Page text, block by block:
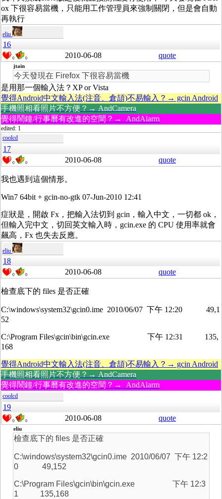
ox 下很容易當機，只能用工作管理員來強制關閉，但是會自動
再執行
eliu
16
0 0 2010-06-08 quote
jtain
今天發現在 Firefox 下很容易當機
是用那一個輸入法？XP or Vista
覺得Android中文輸入法(注音、倉頡)不易輸入？→ gcin Android
手機照相看照片不方便？→ AndCamera
覺得鬧鐘/行事曆有改進的空間？→ AndAlarm
edited: 1
coolcd
17
0 0 2010-06-08 quote
我也遇到這個情形。
Win7 64bit + gcin-no-gtk 07-Jun-2010 12:41
症狀是，開啟 Fx，把輸入法切到 gcin，輸入中文，一切都 ok，
但輸入完中文，切回英文輸入時，gcin.exe 的 CPU 使用率就會
飆高，Fx 也失去反應。
eliu
18
0 0 2010-06-08 quote
檢查底下的 files 是否正確
C:\windows\system32\gcin0.ime 2010/06/07 下午 12:20 49,1
52
C:\Program Files\gcin\bin\gcin.exe 下午 12:31 135,
168
覺得Android中文輸入法(注音、倉頡)不易輸入？→ gcin Android
手機照相看照片不方便？→ AndCamera
覺得鬧鐘/行事曆有改進的空間？→ AndAlarm
coolcd
19
0 0 2010-06-08 quote
eliu
檢查底下的 files 是否正確
C:\windows\system32\gcin0.ime 2010/06/07 下午 12:2
0 49,152
C:\Program Files\gcin\bin\gcin.exe 下午 12:3
1 135,168